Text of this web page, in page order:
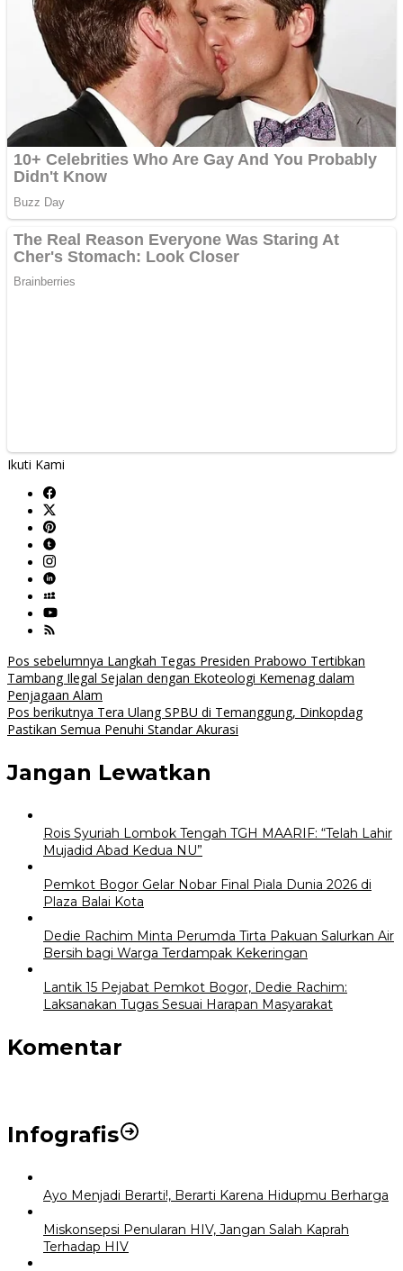
Ikuti Kami
Navigasi
pos
Pos sebelumnya Langkah Tegas Presiden Prabowo Tertibkan
Tambang Ilegal Sejalan dengan Ekoteologi Kemenag dalam
Penjagaan Alam
Pos berikutnya Tera Ulang SPBU di Temanggung, Dinkopdag
Pastikan Semua Penuhi Standar Akurasi
Jangan Lewatkan
Rois Syuriah Lombok Tengah TGH MAARIF: “Telah Lahir
Mujadid Abad Kedua NU”
Pemkot Bogor Gelar Nobar Final Piala Dunia 2026 di
Plaza Balai Kota
Dedie Rachim Minta Perumda Tirta Pakuan Salurkan Air
Bersih bagi Warga Terdampak Kekeringan
Lantik 15 Pejabat Pemkot Bogor, Dedie Rachim:
Laksanakan Tugas Sesuai Harapan Masyarakat
Komentar
Infografis
Ayo Menjadi Berarti!, Berarti Karena Hidupmu Berharga
Miskonsepsi Penularan HIV, Jangan Salah Kaprah
Terhadap HIV